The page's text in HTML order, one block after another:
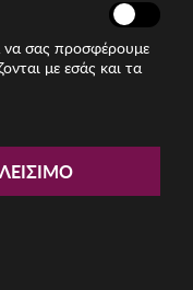
Kodak
να σας προσφέρουμε
με εσάς και τα